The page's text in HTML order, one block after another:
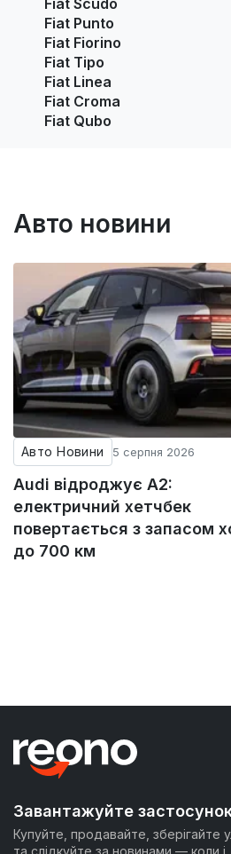
Fiat Scudo
Fiat Punto
Fiat Fiorino
Fiat Tipo
Fiat Linea
Fiat Croma
Fiat Qubo
Авто новини
Авто Новини 5 серпня 2026
Audi відроджує A2:
електричний хетчбек
повертається з запасом
до 700 км
Завантажуйте
Купуйте, продавайте, зберігайте
та слідкуйте за новинами — коли і